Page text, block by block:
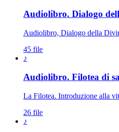
Audiolibro. Dialogo
Audiolibro, Dialogo della
45 file
♪
Audiolibro. Filotea di
La Filotea. Introduzione alla
26 file
♪